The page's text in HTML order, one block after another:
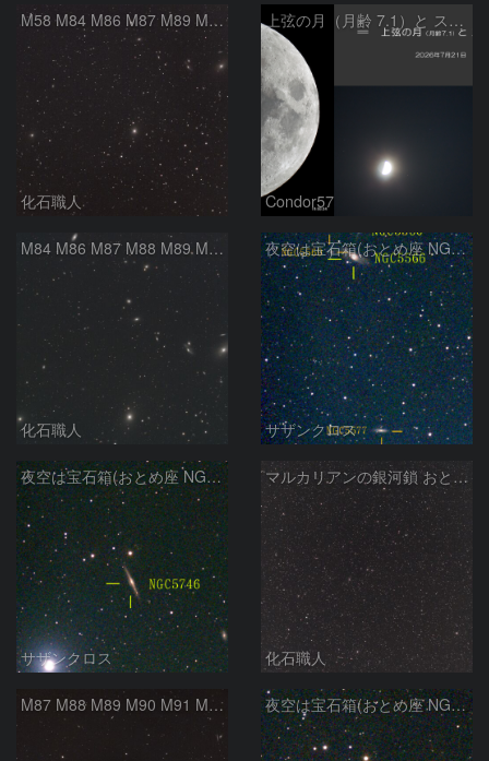
M58 M84 M86 M87 M89 M90 マルカリアンの銀河鎖 おとめ座 かみのけ座
化石職人
上弦の月（月齢 7.1）と スピカ
Condor57
M84 M86 M87 M88 M89 M90 M91 マルカリアンの銀河鎖 おとめ座 かみのけ座
化石職人
夜空は宝石箱(おとめ座 NGC5566) Seestar50
サザンクロス
夜空は宝石箱(おとめ座 NGC5746) Seestar50
サザンクロス
マルカリアンの銀河鎖 おとめ座・ かみのけ座の銀河
化石職人
M87 M88 M89 M90 M91 M100 マルカリアンの銀河鎖 おとめ座 かみのけ座 夜空は宝石箱(おとめ座 NGC5746) Seestar50